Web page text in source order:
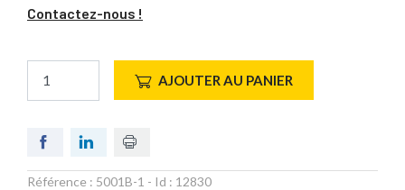
Contactez-nous !
AJOUTER AU PANIER
Référence : 5001B-1 - Id : 12830